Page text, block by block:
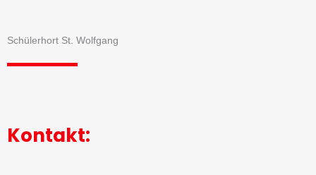
Schülerhort St. Wolfgang​
Kontakt: